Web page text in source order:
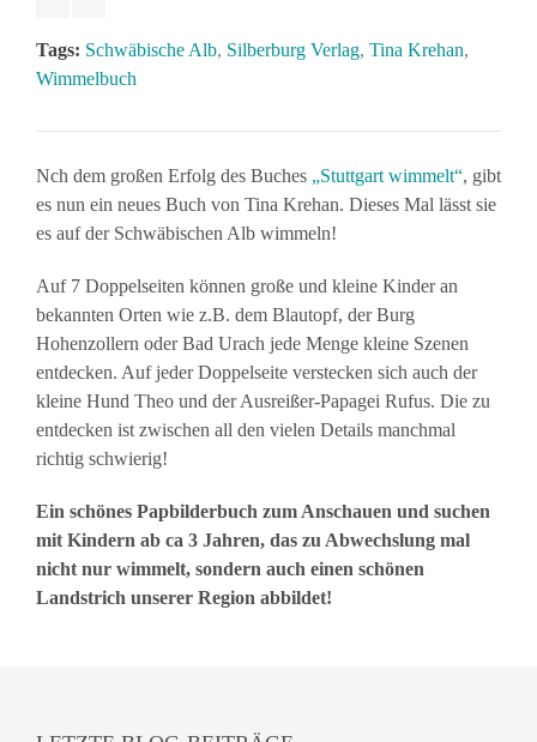
Tags: Schwäbische Alb, Silberburg Verlag, Tina Krehan,
Wimmelbuch
Nch dem großen Erfolg des Buches „Stuttgart wimmelt“, gibt
es nun ein neues Buch von Tina Krehan. Dieses Mal lässt sie
es auf der Schwäbischen Alb wimmeln!
Auf 7 Doppelseiten können große und kleine Kinder an
bekannten Orten wie z.B. dem Blautopf, der Burg
Hohenzollern oder Bad Urach jede Menge kleine Szenen
entdecken. Auf jeder Doppelseite verstecken sich auch der
kleine Hund Theo und der Ausreißer-Papagei Rufus. Die zu
entdecken ist zwischen all den vielen Details manchmal
richtig schwierig!
Ein schönes Papbilderbuch zum Anschauen und suchen
mit Kindern ab ca 3 Jahren, das zu Abwechslung mal
nicht nur wimmelt, sondern auch einen schönen
Landstrich unserer Region abbildet!